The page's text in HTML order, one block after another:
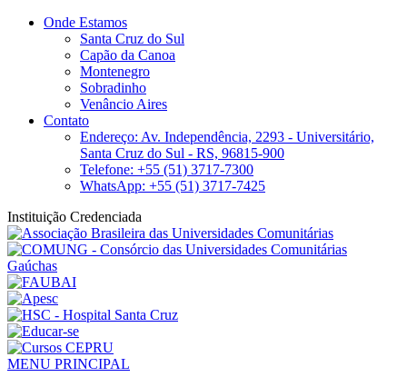
Onde Estamos
Santa Cruz do Sul
Capão da Canoa
Montenegro
Sobradinho
Venâncio Aires
Contato
Endereço: Av. Independência, 2293 - Universitário,
Santa Cruz do Sul - RS, 96815-900
Telefone: +55 (51) 3717-7300
WhatsApp: +55 (51) 3717-7425
Instituição Credenciada
MENU PRINCIPAL